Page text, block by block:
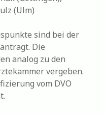
(Ulm)
sind bei der
Die
analog zu den
vergeben.
vom DVO